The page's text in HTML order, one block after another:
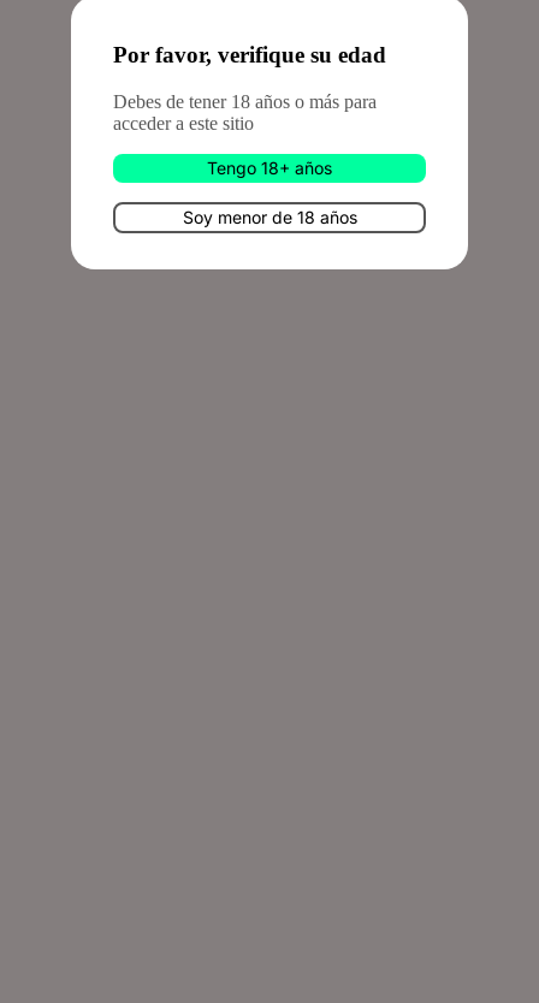
Por favor, verifique su edad
Debes de tener 18 años o más para
acceder a este sitio
Tengo 18+ años
Soy menor de 18 años